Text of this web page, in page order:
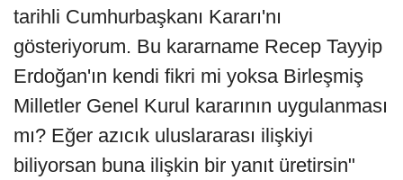
tarihli Cumhurbaşkanı Kararı'nı
gösteriyorum. Bu kararname Recep Tayyip
Erdoğan'ın kendi fikri mi yoksa Birleşmiş
Milletler Genel Kurul kararının uygulanması
mı? Eğer azıcık uluslararası ilişkiyi
biliyorsan buna ilişkin bir yanıt üretirsin"